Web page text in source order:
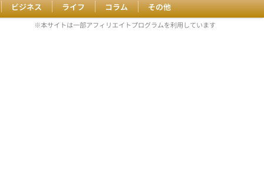
ビジネス ライフ コラム その他
※本サイトは一部アフィリエイトプログラムを利用しています